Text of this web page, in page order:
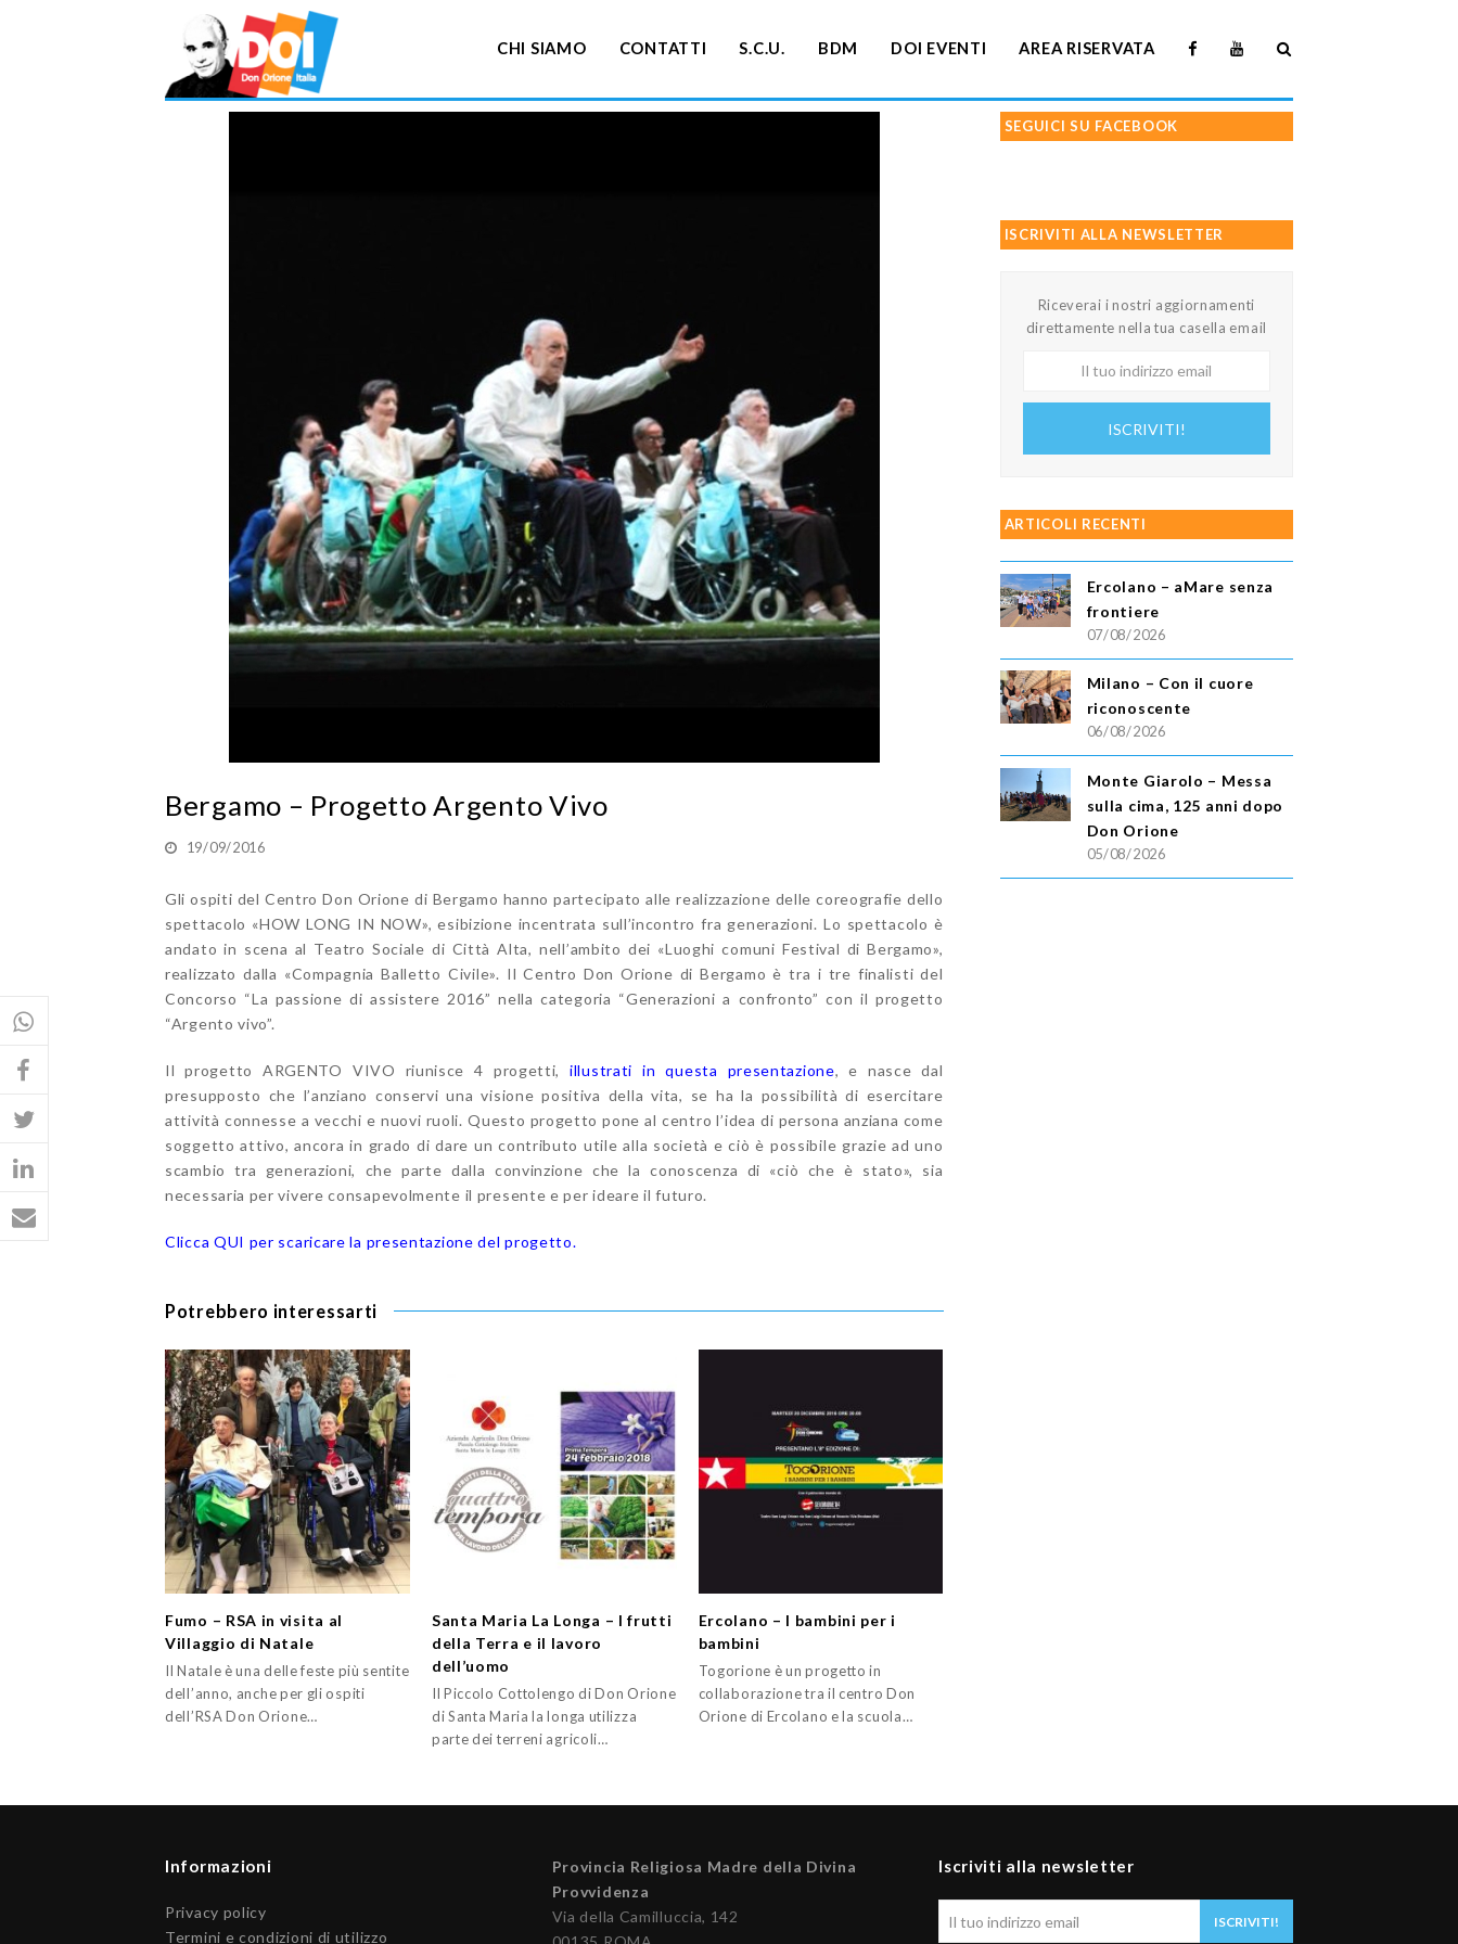
CHI SIAMO CONTATTI S.C.U. BDM DOI EVENTI AREA RISERVATA
Bergamo – Progetto Argento Vivo
19/09/2016
Gli ospiti del Centro Don Orione di Bergamo hanno partecipato alle realizzazione delle coreografie dello
spettacolo «HOW LONG IN NOW», esibizione incentrata sull’incontro fra generazioni. Lo spettacolo è
andato in scena al Teatro Sociale di Città Alta, nell’ambito dei «Luoghi comuni Festival di Bergamo»,
realizzato dalla «Compagnia Balletto Civile». Il Centro Don Orione di Bergamo è tra i tre finalisti del
Concorso “La passione di assistere 2016” nella categoria “Generazioni a confronto” con il progetto
“Argento vivo”.
Il progetto ARGENTO VIVO riunisce 4 progetti,illustrati in questa presentazione, e nasce dal
presupposto che l’anziano conservi una visione positiva della vita, se ha la possibilità di esercitare
attività connesse a vecchi e nuovi ruoli. Questo progetto pone al centro l’idea di persona anziana come
soggetto attivo, ancora in grado di dare un contributo utile alla società e ciò è possibile grazie ad uno
scambio tra generazioni, che parte dalla convinzione che la conoscenza di «ciò che è stato», sia
necessaria per vivere consapevolmente il presente e per ideare il futuro.
Clicca QUI per scaricare la presentazione del progetto.
Potrebbero interessarti
Fumo – RSA in visita al
Villaggio di Natale
Il Natale è una delle feste più sentite
dell’anno, anche per gli ospiti
dell’RSA Don Orione…
Santa Maria La Longa – I frutti
della Terra e il lavoro
dell’uomo
Il Piccolo Cottolengo di Don Orione
di Santa Maria la longa utilizza
parte dei terreni agricoli…
Ercolano – I bambini per i
bambini
Togorione è un progetto in
collaborazione tra il centro Don
Orione di Ercolano e la scuola…
SEGUICI SU FACEBOOK
ISCRIVITI ALLA NEWSLETTER
Riceverai i nostri aggiornamenti
direttamente nella tua casella email
ISCRIVITI!
ARTICOLI RECENTI
Ercolano – aMare senza
frontiere
07/08/2026
Milano – Con il cuore
riconoscente
06/08/2026
Monte Giarolo – Messa
sulla cima, 125 anni dopo
Don Orione
05/08/2026
Informazioni
Privacy policy
Termini e condizioni di utilizzo
Provincia Religiosa Madre della Divina
Provvidenza
Via della Camilluccia, 142
Iscriviti alla newsletter
ISCRIVITI!